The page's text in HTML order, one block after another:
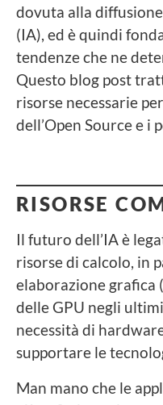
dovuta alla
(IA), ed è quindi
tendenze che ne
Questo blog post
risorse necessarie
dell’Open Source e i
RISORSE
Il futuro dell’IA è
risorse di calcolo, in
elaborazione grafica
delle GPU negli
necessità di
supportare le
Man mano che le